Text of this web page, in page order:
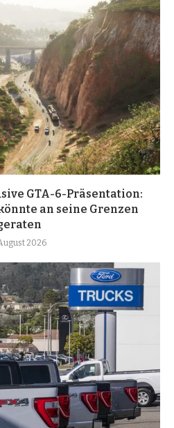
GTA-6-Präsentation:
an seine Grenzen
2026